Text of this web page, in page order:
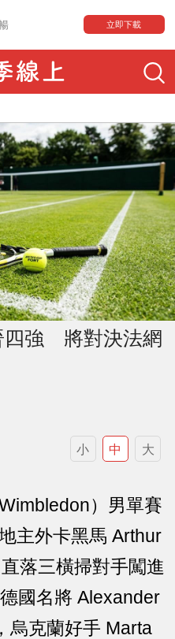
立即下載
四強 將對決法網
小 中 大
）男單賽
主外卡黑馬 Arthur
落三橫掃對手闖進
國名將 Alexander
烏克蘭好手 Marta